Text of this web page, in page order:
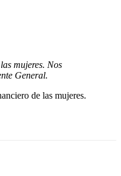
mujeres. Nos
General.
de las mujeres.